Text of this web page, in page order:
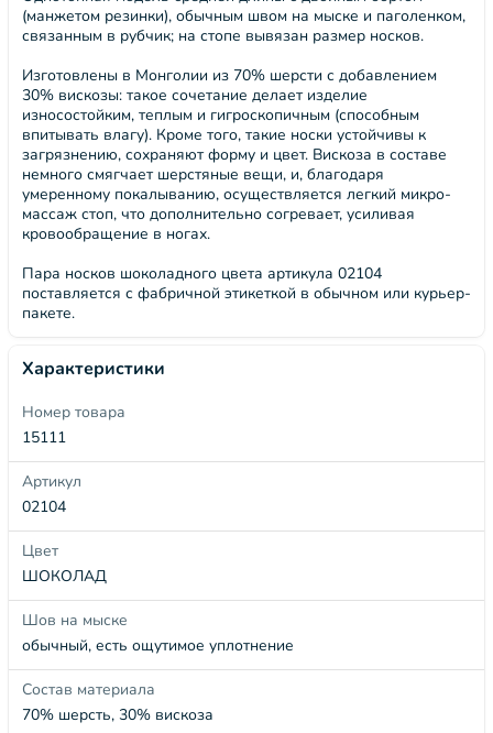
(манжетом резинки), обычным швом на мыске и паголенком,
связанным в рубчик; на стопе вывязан размер носков.
Изготовлены в Монголии из 70% шерсти с добавлением
30% вискозы: такое сочетание делает изделие
износостойким, теплым и гигроскопичным (способным
впитывать влагу). Кроме того, такие носки устойчивы к
загрязнению, сохраняют форму и цвет. Вискоза в составе
немного смягчает шерстяные вещи, и, благодаря
умеренному покалыванию, осуществляется легкий микро-
массаж стоп, что дополнительно согревает, усиливая
кровообращение в ногах.
Пара носков шоколадного цвета артикула 02104
поставляется с фабричной этикеткой в обычном или курьер-
пакете.
Характеристики
Номер товара
15111
Артикул
02104
Цвет
ШОКОЛАД
Шов на мыске
обычный, есть ощутимое уплотнение
Состав материала
70% шерсть, 30% вискоза